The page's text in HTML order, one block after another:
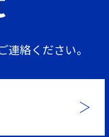
連絡ください。